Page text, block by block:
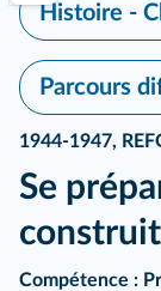
Histoire -
Parcours
1944‑1947,
Se
construit
Compétence :